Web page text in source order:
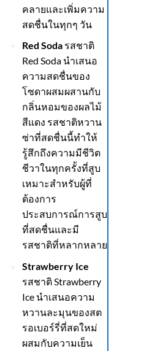
คลายและเพิ่มความ
สดชื่นในทุกๆ วัน
Red Sodaรสชาติ
Red Soda นำเสนอ
ความสดชื่นของ
โซดาผสมผสานกับ
กลิ่นหอมของผลไม้
สีแดง รสชาติหวาน
ซ่าที่สดชื่นนี้ทำให้
รู้สึกถึงความมีชีวิต
ชีวาในทุกครั้งที่สูบ
เหมาะสำหรับผู้ที่
ต้องการ
ประสบการณ์การสูบ
ที่สดชื่นและมี
รสชาติที่หลากหลาย
Strawberry Ice
รสชาติ Strawberry
Ice นำเสนอความ
หวานละมุนของสต
รอเบอร์รี่ที่สดใหม่
ผสมกับความเย็น